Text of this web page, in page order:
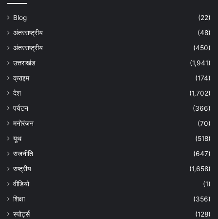
Blog
(22)
अंतरराष्ट्रीय
(48)
अंतरराष्ट्रीय
(450)
उत्तराखंड
(1,941)
क्राइम
(174)
देश
(1,702)
पर्यटन
(366)
मनोरंजन
(70)
यूथ
(518)
राजनीति
(647)
राष्ट्रीय
(1,658)
वीडियो
(1)
शिक्षा
(356)
स्पोर्ट्स
(128)